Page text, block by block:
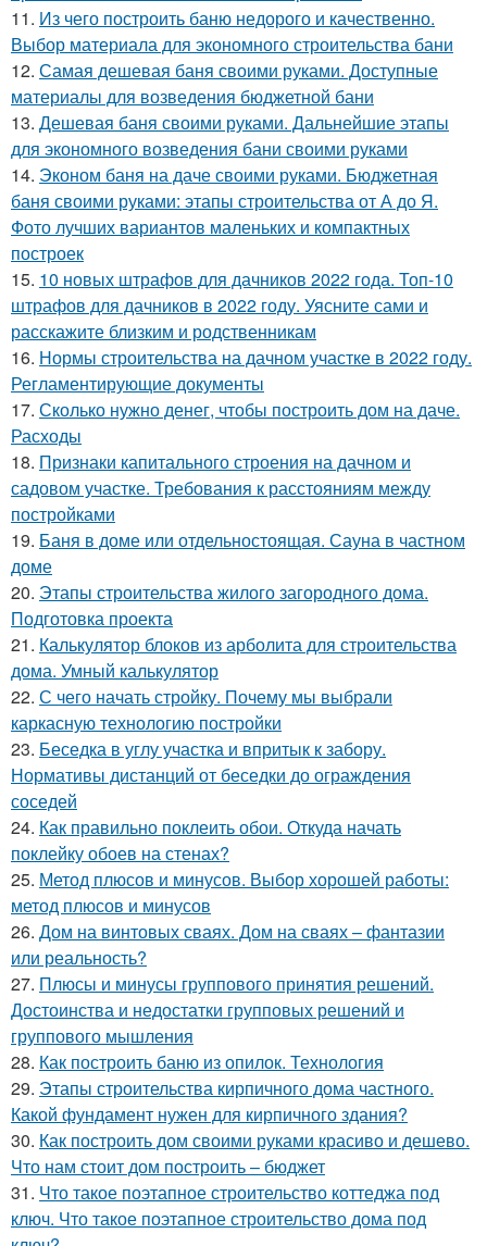
11. Из чего построить баню недорого и качественно.
Выбор материала для экономного строительства бани
12. Самая дешевая баня своими руками. Доступные
материалы для возведения бюджетной бани
13. Дешевая баня своими руками. Дальнейшие этапы
для экономного возведения бани своими руками
14. Эконом баня на даче своими руками. Бюджетная
баня своими руками: этапы строительства от А до Я.
Фото лучших вариантов маленьких и компактных
построек
15. 10 новых штрафов для дачников 2022 года. Топ-10
штрафов для дачников в 2022 году. Уясните сами и
расскажите близким и родственникам
16. Нормы строительства на дачном участке в 2022 году.
Регламентирующие документы
17. Сколько нужно денег, чтобы построить дом на даче.
Расходы
18. Признаки капитального строения на дачном и
садовом участке. Требования к расстояниям между
постройками
19. Баня в доме или отдельностоящая. Сауна в частном
доме
20. Этапы строительства жилого загородного дома.
Подготовка проекта
21. Калькулятор блоков из арболита для строительства
дома. Умный калькулятор
22. С чего начать стройку. Почему мы выбрали
каркасную технологию постройки
23. Беседка в углу участка и впритык к забору.
Нормативы дистанций от беседки до ограждения
соседей
24. Как правильно поклеить обои. Откуда начать
поклейку обоев на стенах?
25. Метод плюсов и минусов. Выбор хорошей работы:
метод плюсов и минусов
26. Дом на винтовых сваях. Дом на сваях – фантазии
или реальность?
27. Плюсы и минусы группового принятия решений.
Достоинства и недостатки групповых решений и
группового мышления
28. Как построить баню из опилок. Технология
29. Этапы строительства кирпичного дома частного.
Какой фундамент нужен для кирпичного здания?
30. Как построить дом своими руками красиво и дешево.
Что нам стоит дом построить – бюджет
31. Что такое поэтапное строительство коттеджа под
ключ. Что такое поэтапное строительство дома под